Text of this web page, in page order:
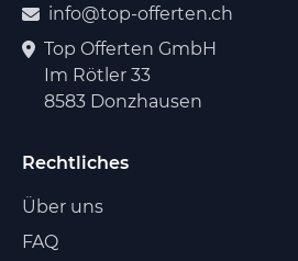
info@top-offerten.ch
Top Offerten GmbH
Im Rötler 33
8583 Donzhausen
Rechtliches
Über uns
FAQ